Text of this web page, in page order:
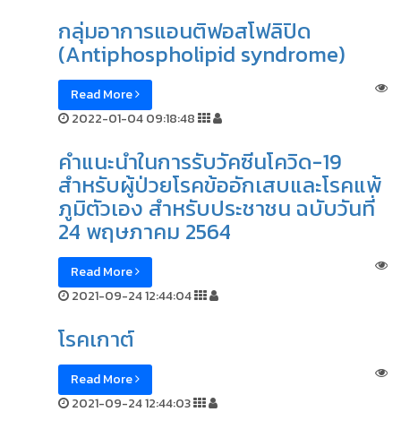
กลุ่มอาการแอนติฟอสโฟลิปิด
(Antiphospholipid syndrome)
Read More
2022-01-04 09:18:48
คำแนะนำในการรับวัคซีนโควิด-19
สำหรับผู้ป่วยโรคข้ออักเสบและโรคแพ้
ภูมิตัวเอง สำหรับประชาชน ฉบับวันที่
24 พฤษภาคม 2564
Read More
2021-09-24 12:44:04
โรคเกาต์
Read More
2021-09-24 12:44:03